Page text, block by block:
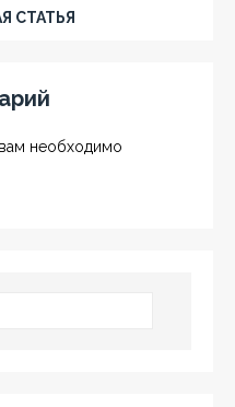
СТАТЬЯ
необходимо